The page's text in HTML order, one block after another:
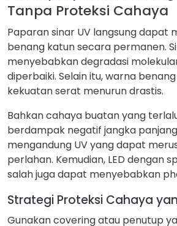
Tanpa Proteksi Cahaya
Paparan sinar UV langsung dapat
benang katun secara permanen.
menyebabkan degradasi
diperbaiki. Selain itu, warna
kekuatan serat menurun drastis.
Bahkan cahaya buatan yang
berdampak negatif jangka
mengandung UV yang dapat
perlahan. Kemudian, LED dengan
salah juga dapat menyebabkan
Strategi Proteksi Cahaya
Gunakan covering atau penutup